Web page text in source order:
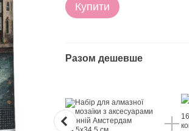
Купити
Разом дешевше